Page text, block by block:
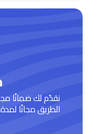
نقدّم لك ضمانًا